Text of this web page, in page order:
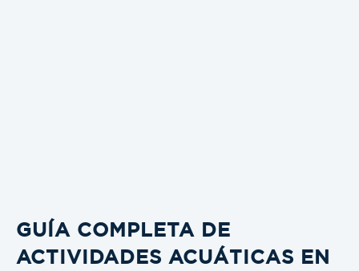
GUÍA COMPLETA DE
ACTIVIDADES ACUÁTICAS EN